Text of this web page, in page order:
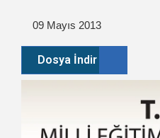
09 Mayıs 2013
Dosya İndir